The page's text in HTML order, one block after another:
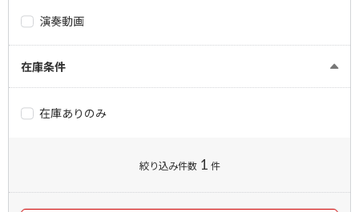
演奏動画
在庫条件
在庫ありのみ
絞り込み件数 1 件